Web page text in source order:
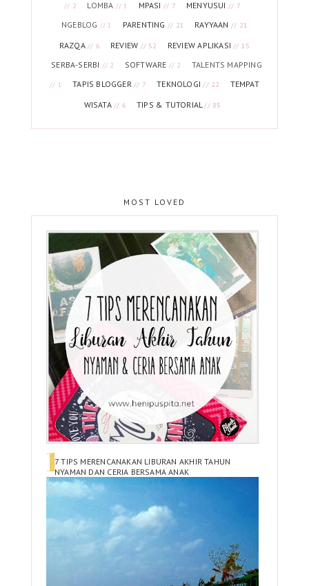
// 2 LOMBA // 1 MPASI // 7 MENYUSUI // 7
NGEBLOG // 1 PARENTING // 21 RAYYAAN // 21
RAZQA // 6 REVIEW // 52 REVIEW APLIKASI// 15
SERBA-SERBI // 2 SOFTWARE // 2 TALENTS MAPPING
// 1 TAPIS BLOGGER// 7 TEKNOLOGI// 22
TEMPAT
WISATA // 6 TIPS & TUTORIAL// 85
MOST LOVED
7 TIPS MERENCANAKAN LIBURAN AKHIR TAHUN
NYAMAN DAN CERIA BERSAMA ANAK